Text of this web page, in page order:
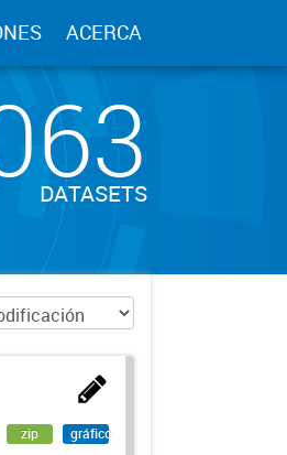
ACERCA
DATASETS
zip gráfico